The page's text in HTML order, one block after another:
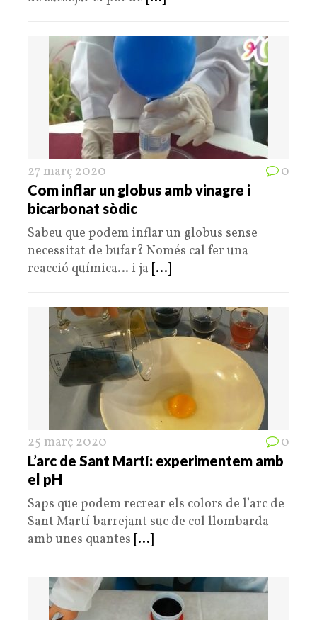
27 març 2020 0
Com inflar un globus amb vinagre i
bicarbonat sòdic
Sabeu que podem inflar un globus sense
necessitat de bufar? Només cal fer una
reacció química… i ja [...]
25 març 2020 0
L’arc de Sant Martí: experimentem amb
el pH
Saps que podem recrear els colors de l’arc de
Sant Martí barrejant suc de col llombarda
amb unes quantes [...]